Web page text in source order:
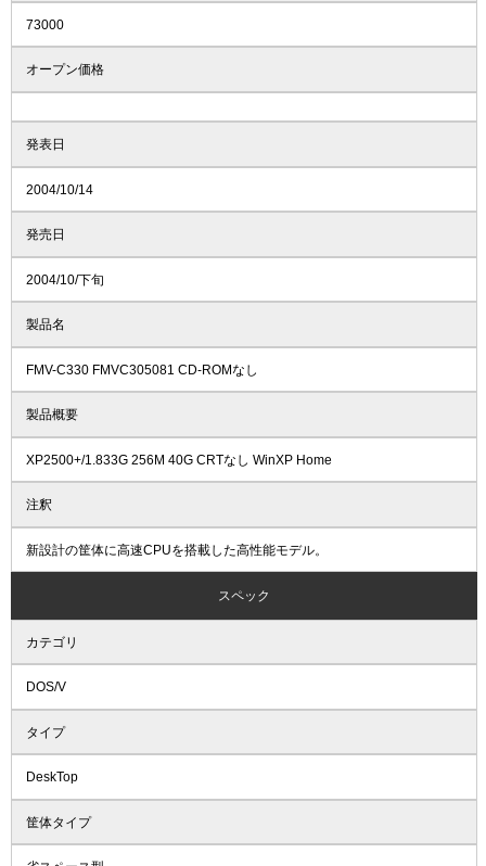
73000
オープン価格
発表日
2004/10/14
発売日
2004/10/下旬
製品名
FMV-C330 FMVC305081 CD-ROMなし
製品概要
XP2500+/1.833G 256M 40G CRTなし WinXP Home
注釈
新設計の筐体に高速CPUを搭載した高性能モデル。
スペック
カテゴリ
DOS/V
タイプ
DeskTop
筐体タイプ